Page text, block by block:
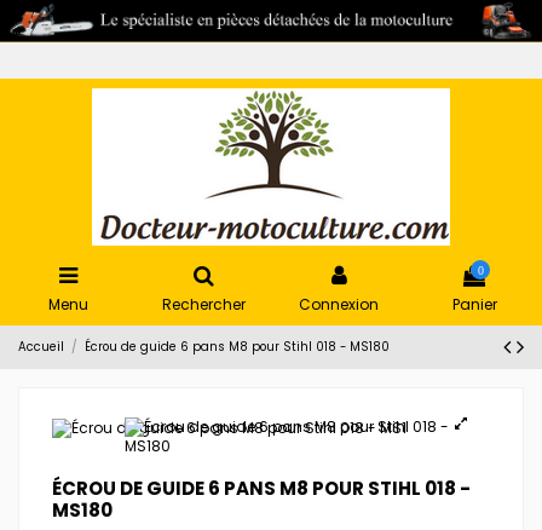
Menu Rechercher Connexion
0
Panier
Accueil Écrou de guide 6 pans M8 pour Stihl 018 - MS180
ÉCROU DE GUIDE 6 PANS M8 POUR STIHL 018 -
MS180